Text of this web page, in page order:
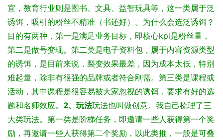
宜，教育行业则是图书、文具、益智玩具等，这一类属于泛
诱饵，吸引的粉丝不精准（书还好）。为什么会选泛诱饵？
目的有两种，第一是满足业务目标，即核心kpi是粉丝量，
第二是做号变现。 第二类是电子资料包，属于内容资源类型
的诱饵，是目前来说，裂变效果最差，因为成本太低，特别
难起量，除非有很强的品牌或者符合刚需。 第三类是课程或
活动，其中课程是很容易被大家忽视的诱饵，要求有好的选
题和名师效应。 2、玩法玩法也叫做创意。我自己梳理了三
大类玩法。 第一类是阶梯任务，即邀请一些人获得第一个奖
励，再邀请一些人获得第二个奖励，以此类推，一般是可叠